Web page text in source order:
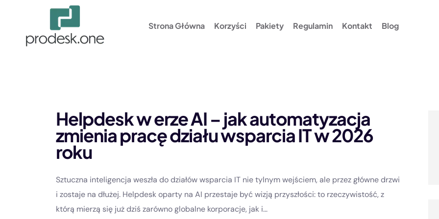
Strona Główna Korzyści Pakiety Regulamin Kontakt Blog
Helpdesk w erze AI – jak automatyzacja
zmienia pracę działu wsparcia IT w 2026
roku
Sztuczna inteligencja weszła do działów wsparcia IT nie tylnym wejściem, ale przez główne drzwi
i zostaje na dłużej. Helpdesk oparty na AI przestaje być wizją przyszłości: to rzeczywistość, z
którą mierzą się już dziś zarówno globalne korporacje, jak i...